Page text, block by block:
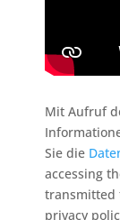
Mit Aufruf
Sie die
accessing
transmitted
privacy